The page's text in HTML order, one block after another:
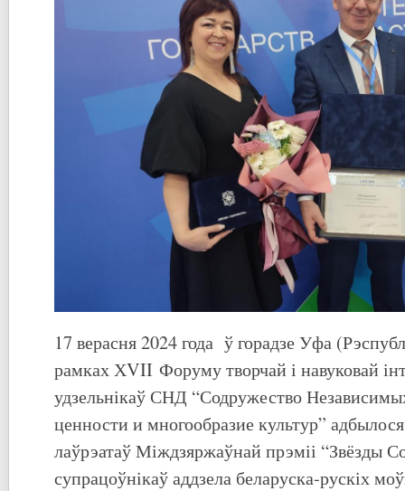
17 верасня 2024 года ў горадзе Уфа
рамках ХVII Форуму творчай і навуковай
удзельнікаў СНД “Содружество
ценности и многообразие культур”
лаўрэатаў Міждзяржаўнай прэміі “Звёзды
супрацоўнікаў аддзела беларуска-рускіх